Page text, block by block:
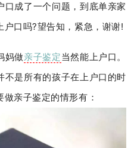
成了一个问题，到底单亲家
户口吗?望告知，紧急，谢谢!
妈做亲子鉴定当然能上户口。
不是所有的孩子在上户口的时
亲子鉴定的情形有：